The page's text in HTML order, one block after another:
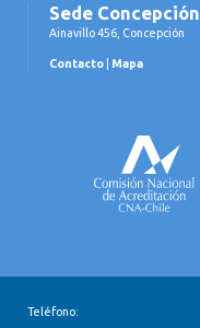
Sede Concepción
Ainavillo 456, Concepción
Contacto Mapa
Teléfono: